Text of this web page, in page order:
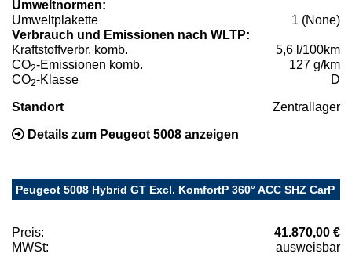
Umweltnormen:
Umweltplakette
1 (None)
Verbrauch und Emissionen nach WLTP:
Kraftstoffverbr. komb.
5,6 l/100km
CO2-Emissionen komb.
127 g/km
CO2-Klasse D
Standort Zentrallager
Details zum Peugeot 5008 anzeigen
Peugeot 5008 Hybrid GT Excl. KomfortP 360° ACC SHZ CarP
Preis:
41.870,00 €
MWSt:
ausweisbar